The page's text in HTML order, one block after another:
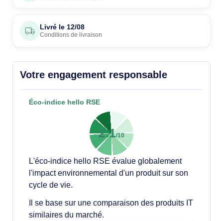
Livré le 12/08
Conditions de livraison
Votre engagement responsable
Éco-indice hello RSE
2.1/10
L'éco-indice hello RSE évalue globalement
l'impact environnemental d'un produit sur son
cycle de vie.
Il se base sur une comparaison des produits IT
similaires du marché.